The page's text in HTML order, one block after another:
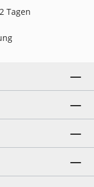
Tagen